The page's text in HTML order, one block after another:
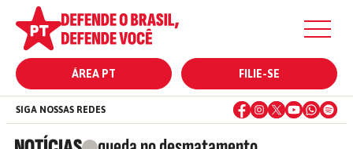
ÁREA PT FILIE-SE
SIGA NOSSAS REDES